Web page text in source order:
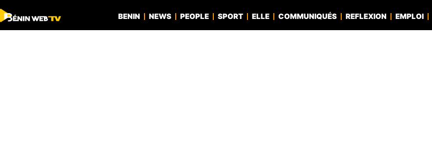
BENIN NEWS PEOPLE SPORT ELLE COMMUNIQUÉS REFLEXION EMPLOI